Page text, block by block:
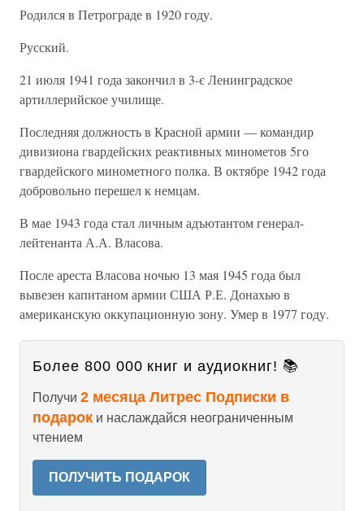
Родился в Петрограде в 1920 году.
Русский.
21 июля 1941 года закончил в 3-є Ленинградское
артиллерийское училище.
Последняя должность в Красной армии — командир
дивизиона гвардейских реактивных минометов 5го
гвардейского минометного полка. В октябре 1942 года
добровольно перешел к немцам.
В мае 1943 года стал личным адъютантом генерал-
лейтенанта А.А. Власова.
После ареста Власова ночью 13 мая 1945 года был
вывезен капитаном армии США Р.Е. Донахью в
американскую оккупационную зону. Умер в 1977 году.
Более 800 000 книг и аудиокниг! 📚
Получи 2 месяца Литрес Подписки в
подарок и наслаждайся неограниченным
чтением
ПОЛУЧИТЬ ПОДАРОК